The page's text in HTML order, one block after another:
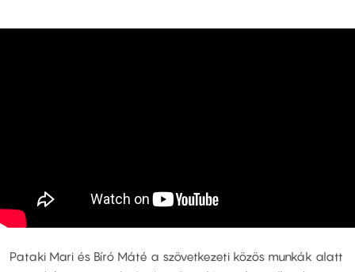
Pataki Mari és Bíró Máté a szövetkezeti közös munkák alatt